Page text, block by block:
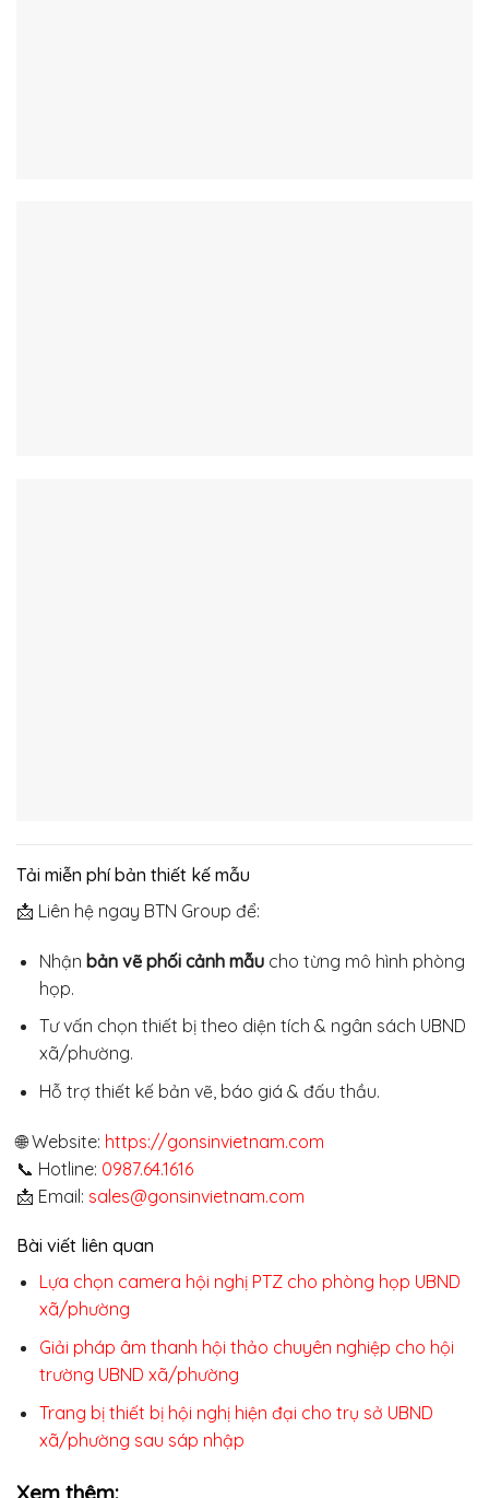
Tải miễn phí bản thiết kế mẫu
📩 Liên hệ ngay BTN Group để:
Nhận bản vẽ phối cảnh mẫucho từng mô hình phòng
họp.
Tư vấn chọn thiết bị theo diện tích & ngân sách UBND
xã/phường.
Hỗ trợ thiết kế bản vẽ, báo giá & đấu thầu.
🌐 Website: https://gonsinvietnam.com
📞 Hotline: 0987.64.1616
📩 Email: sales@gonsinvietnam.com
Bài viết liên quan
Lựa chọn camera hội nghị PTZ cho phòng họp UBND
xã/phường
Giải pháp âm thanh hội thảo chuyên nghiệp cho hội
trường UBND xã/phường
Trang bị thiết bị hội nghị hiện đại cho trụ sở UBND
xã/phường sau sáp nhập